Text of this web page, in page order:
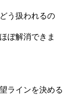
う扱われるの
ぼ解消できま
ラインを決める